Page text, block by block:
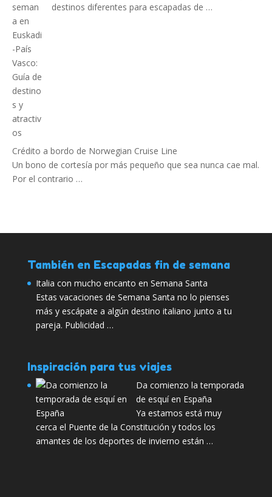
destinos diferentes para escapadas de …
Crédito a bordo de Norwegian Cruise Line
Un bono de cortesía por más pequeño que sea nunca cae mal.
Por el contrario …
También en Escapadas fin de semana
Italia con mucho encanto en Semana Santa
Estas vacaciones de Semana Santa no lo pienses
más y escápate a algún destino italiano junto a tu
pareja. Publicidad …
Inspiración para tus viajes
Da comienzo la temporada
de esquí en España
Ya estamos está muy
cerca el Puente de la Constitución y todos los
amantes de los deportes de invierno están …